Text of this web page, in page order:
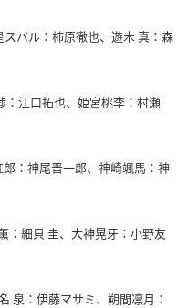
バル：柿原徹也、遊木 真：森
：江口拓也、姫宮桃李：村瀬
：神尾晋一郎、神崎颯馬：神
：細貝 圭、大神晃牙：小野友
泉：伊藤マサミ、朔間凛月：